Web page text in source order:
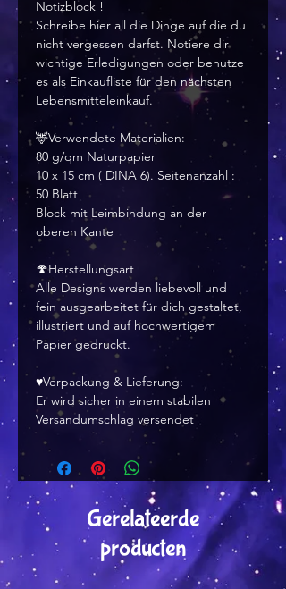
Notizblock !
Schreibe hier all die Dinge auf die du
nicht vergessen darfst. Notiere dir
wichtige Erledigungen oder benutze
es als Einkaufliste für den nächsten
Lebensmitteleinkauf.
🦌Verwendete Materialien:
80 g/qm Naturpapier
10 x 15 cm ( DINA 6). Seitenanzahl :
50 Blatt
Block mit Leimbindung an der
oberen Kante
🍄Herstellungsart
Alle Designs werden liebevoll und
fein ausgearbeitet für dich gestaltet,
illustriert und auf hochwertigem
Papier gedruckt.
♥Verpackung & Lieferung:
Er wird sicher in einem stabilen
Versandumschlag versendet
Gerelateerde
producten